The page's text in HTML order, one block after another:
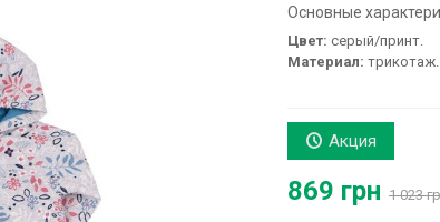
Основные
Цвет: серый/принт.
Материал: трикотаж.
Акция
869 грн 1 023